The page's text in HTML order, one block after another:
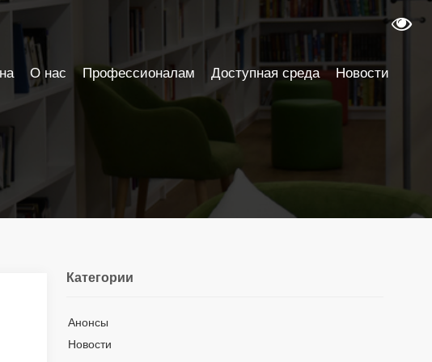
Категории
Анонсы
Новости
О нас Профессионалам Доступная среда Новости